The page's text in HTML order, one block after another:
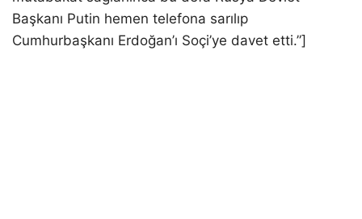
Başkanı Putin hemen telefona sarılıp
Cumhurbaşkanı Erdoğan’ı Soçi’ye davet etti.”]